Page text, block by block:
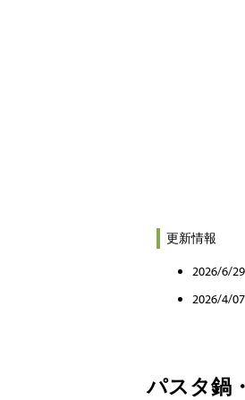
更新情報
2026/6/
2026/4/
パスタ鍋